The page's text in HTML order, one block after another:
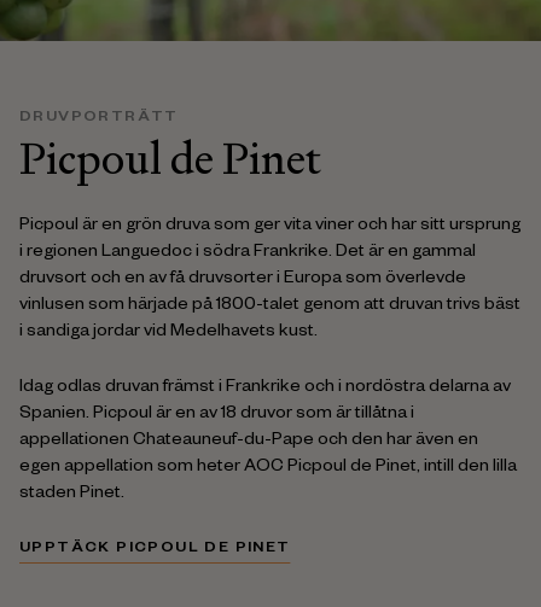
DRUVPORTRÄTT
Picpoul de Pinet
Picpoul är en grön druva som ger vita viner och har sitt ursprung
i regionen Languedoc i södra Frankrike. Det är en gammal
druvsort och en av få druvsorter i Europa som överlevde
vinlusen som härjade på 1800-talet genom att druvan trivs bäst
i sandiga jordar vid Medelhavets kust.
Idag odlas druvan främst i Frankrike och i nordöstra delarna av
Spanien. Picpoul är en av 18 druvor som är tillåtna i
appellationen Chateauneuf-du-Pape och den har även en
egen appellation som heter AOC Picpoul de Pinet, intill den lilla
staden Pinet.
UPPTÄCK PICPOUL DE PINET